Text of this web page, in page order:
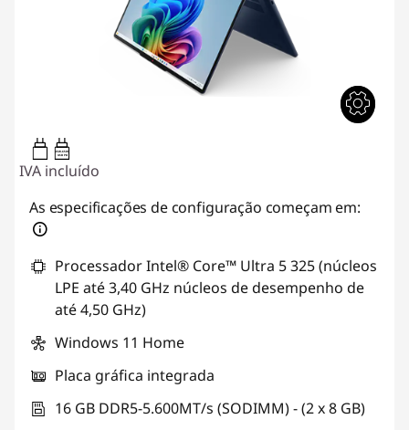
45W-65W
USB PD
IVA incluído
As especificações de configuração começam em:
Processador Intel® Core™ Ultra 5 325 (núcleos
LPE até 3,40 GHz núcleos de desempenho de
até 4,50 GHz)
Windows 11 Home
Placa gráfica integrada
16 GB DDR5-5.600MT/s (SODIMM) - (2 x 8 GB)